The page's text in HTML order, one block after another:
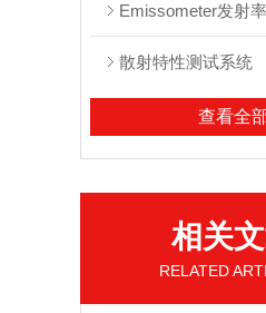
Emissometer发射
散射特性测试系统
查看全
相关
RELATED